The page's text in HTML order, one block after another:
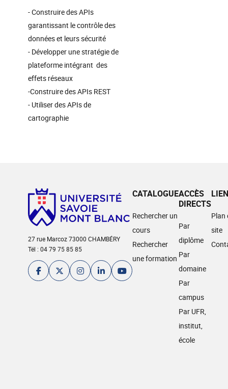
- Construire des APIs
garantissant le contrôle des
données et leurs sécurité
- Développer une stratégie de
plateforme intégrant des
effets réseaux
-Construire des APIs REST
- Utiliser des APIs de
cartographie
27 rue Marcoz 73000 CHAMBÉRY
Tél : 04 79 75 85 85
CATALOGUE
Rechercher un
cours
Rechercher
une formation
ACCÈS
DIRECTS
Par
diplôme
Par
domaine
Par
campus
Par UFR,
institut,
école
Plan
site